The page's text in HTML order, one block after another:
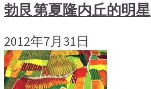
勃艮第夏隆内丘的明星
2012年7月31日